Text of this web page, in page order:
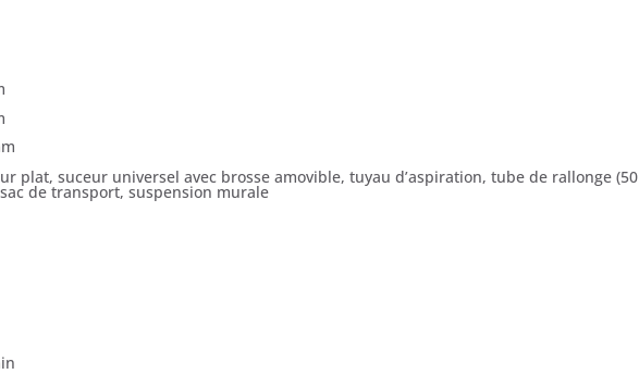
plat, suceur universel avec brosse amovible, tuyau d’aspiration, tube de rallonge (50
de transport, suspension murale